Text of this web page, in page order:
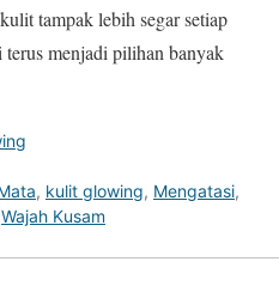
tampak lebih segar setiap
menjadi pilihan banyak
, kulit glowing, Mengatasi,
Wajah Kusam